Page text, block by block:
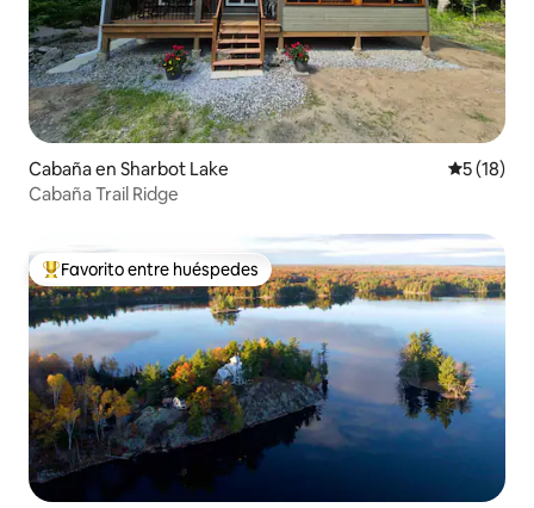
Cabaña en Sharbot Lake
5 (18)
Cabaña Trail Ridge
Favorito entre huéspedes preferido
Favorito entre huéspedes